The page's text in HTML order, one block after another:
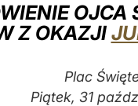
OJCA
Z OKAZJI
Plac
Piątek, 31